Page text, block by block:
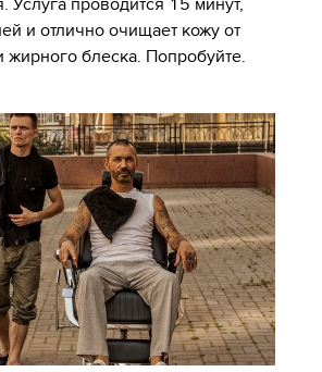
и отлично очищает кожу от
жирного блеска. Попробуйте.